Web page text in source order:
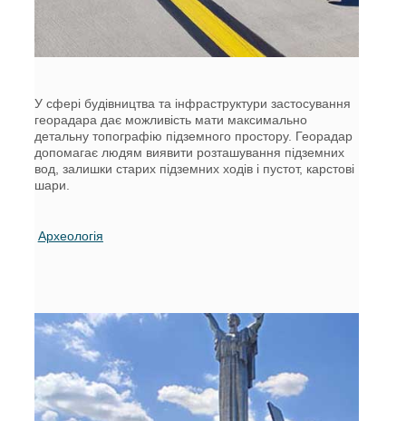
У сфері будівництва та інфраструктури застосування
георадара дає можливість мати максимально
детальну топографію підземного простору. Георадар
допомагає людям виявити розташування підземних
вод, залишки старих підземних ходів і пустот, карстові
шари.
Археологія